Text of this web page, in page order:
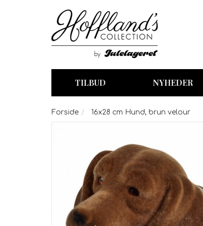
TILBUD NYHEDER
Forside 16x28 cm Hund, brun velour